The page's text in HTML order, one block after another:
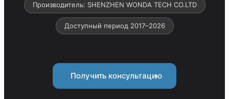
Производитель: SHENZHEN WONDA TECH CO.LTD
Доступный период 2017–2026
Получить консультацию